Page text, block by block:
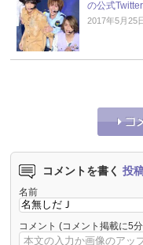
の公式
2017年5月25
コメントを書く 投
名前
コメント (コメント掲載に5